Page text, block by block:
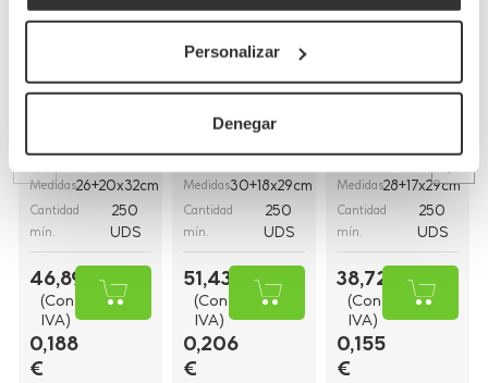
Personalizar
Denegar
planas
ReferenciaBP8
Medidas26+20x32cm
Cantidad
mín.
250
UDS
46,89 €
(Con
IVA)
0,188
€
blancas con asa
rizada
(30+18x29cm)
ReferenciaBP16BCO
Medidas30+18x29cm
Cantidad
mín.
250
UDS
51,43 €
(Con
IVA)
0,206
€
plana
ReferenciaBP9BCO
Medidas28+17x29cm
Cantidad
mín.
250
UDS
38,72 €
(Con
IVA)
0,155
€